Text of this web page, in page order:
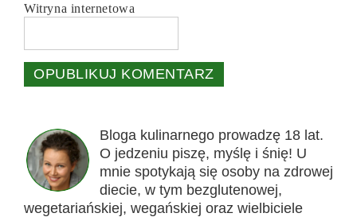
Witryna internetowa
Bloga kulinarnego prowadzę 18 lat.
O jedzeniu piszę, myślę i śnię! U
mnie spotykają się osoby na zdrowej
diecie, w tym bezglutenowej,
wegetariańskiej, wegańskiej oraz wielbiciele